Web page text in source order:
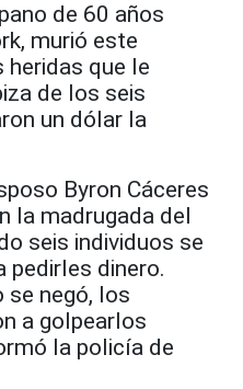
de 60 años
murió este
heridas que le
de los seis
un dólar la
Byron Cáceres
la madrugada del
seis individuos se
pedirles dinero.
se negó, los
a golpearlos
la policía de